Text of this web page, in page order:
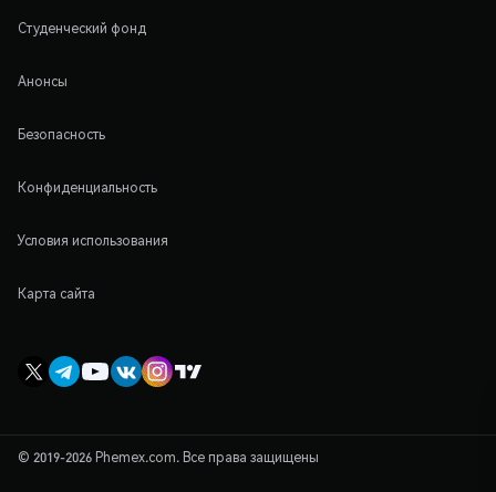
Студенческий фонд
Анонсы
Безопасность
Конфиденциальность
Условия использования
Карта сайта
© 2019-2026 Phemex.com. Все права защищены